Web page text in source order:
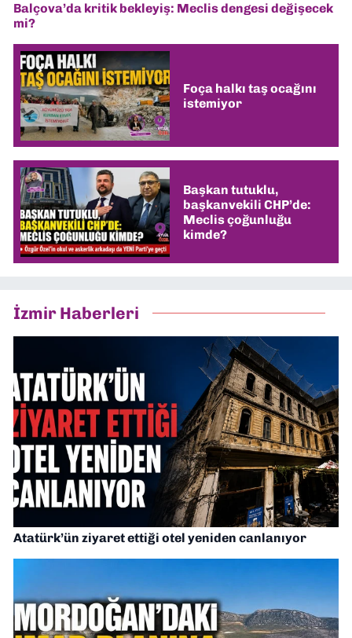
Balçova’da kritik bekleyiş: Meclis dengesi değişecek
mi?
Foça halkı taş ocağını
istemiyor
Başkan tutuklu,
başkanvekili CHP’de:
Meclis çoğunluğu
kimde?
İzmir Haberleri
Atatürk’ün ziyaret ettiği otel yeniden canlanıyor